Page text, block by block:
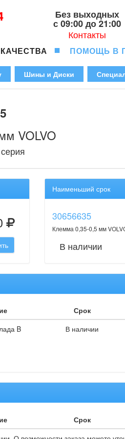
Без выходных
с 09:00 до 21:00
Контакты
ПОМОЩЬ В
Шины и Диски
VOLVO
Наименьший срок
30656635
Клемма 0,35-0,5 мм
В наличии
Срок
B В наличии
Срок